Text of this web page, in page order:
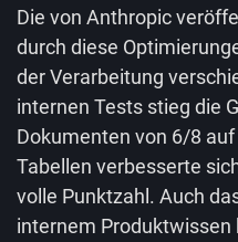
Die von Anthropic
durch diese
der Verarbeitung
internen Tests stieg die
Dokumenten von 6/8
Tabellen verbesserte
volle Punktzahl. Auch
internem Produktwissen